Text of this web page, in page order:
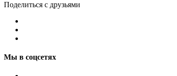
Поделиться с друзьями
Мы в соцсетях